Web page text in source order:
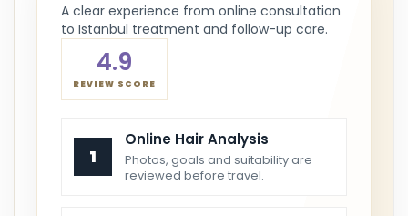
A clear experience from online consultation
to Istanbul treatment and follow-up care.
4.9
REVIEW SCORE
1
Online Hair Analysis
Photos, goals and suitability are
reviewed before travel.